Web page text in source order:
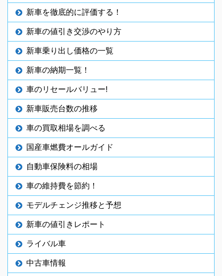
新車を徹底的に評価する！
新車の値引き交渉のやり方
新車乗り出し価格の一覧
新車の納期一覧！
車のリセールバリュー!
新車販売台数の推移
車の買取相場を調べる
国産車燃費オールガイド
自動車保険料の相場
車の維持費を節約！
モデルチェンジ推移と予想
新車の値引きレポート
ライバル車
中古車情報